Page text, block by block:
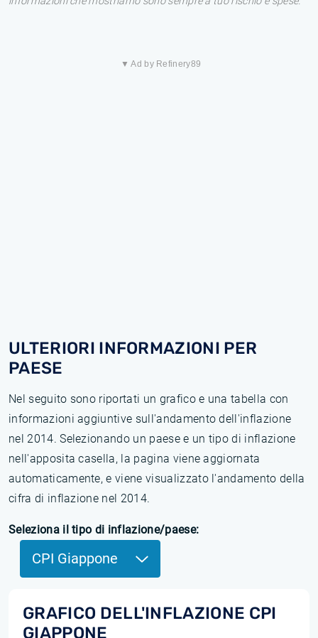
▼ Ad by Refinery89
ULTERIORI INFORMAZIONI PER
PAESE
Nel seguito sono riportati un grafico e una tabella con
informazioni aggiuntive sull'andamento dell'inflazione
nel 2014. Selezionando un paese e un tipo di inflazione
nell'apposita casella, la pagina viene aggiornata
automaticamente, e viene visualizzato l'andamento della
cifra di inflazione nel 2014.
Seleziona il tipo di inflazione/paese:
CPI Giappone
GRAFICO DELL'INFLAZIONE CPI
GIAPPONE